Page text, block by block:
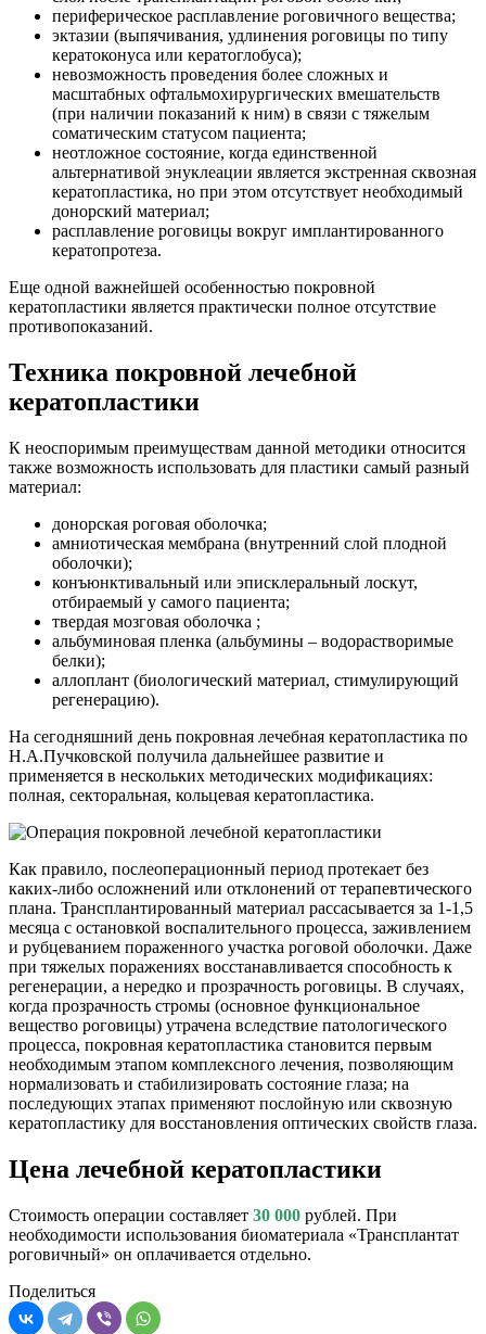
периферическое расплавление роговичного вещества;
эктазии (выпячивания, удлинения роговицы по типу
кератоконуса или кератоглобуса);
невозможность проведения более сложных и
масштабных офтальмохирургических вмешательств
(при наличии показаний к ним) в связи с тяжелым
соматическим статусом пациента;
неотложное состояние, когда единственной
альтернативой энуклеации является экстренная сквозная
кератопластика, но при этом отсутствует необходимый
донорский материал;
расплавление роговицы вокруг имплантированного
кератопротеза.
Еще одной важнейшей особенностью покровной
кератопластики является практически полное отсутствие
противопоказаний.
Техника покровной лечебной
кератопластики
К неоспоримым преимуществам данной методики относится
также возможность использовать для пластики самый разный
материал:
донорская роговая оболочка;
амниотическая мембрана (внутренний слой плодной
оболочки);
конъюнктивальный или эписклеральный лоскут,
отбираемый у самого пациента;
твердая мозговая оболочка ;
альбуминовая пленка (альбумины – водорастворимые
белки);
аллоплант (биологический материал, стимулирующий
регенерацию).
На сегодняшний день покровная лечебная кератопластика по
Н.А.Пучковской получила дальнейшее развитие и
применяется в нескольких методических модификациях:
полная, секторальная, кольцевая кератопластика.
Как правило, послеоперационный период протекает без
каких-либо осложнений или отклонений от терапевтического
плана. Трансплантированный материал рассасывается за 1-1,5
месяца с остановкой воспалительного процесса, заживлением
и рубцеванием пораженного участка роговой оболочки. Даже
при тяжелых поражениях восстанавливается способность к
регенерации, а нередко и прозрачность роговицы. В случаях,
когда прозрачность стромы (основное функциональное
вещество роговицы) утрачена вследствие патологического
процесса, покровная кератопластика становится первым
необходимым этапом комплексного лечения, позволяющим
нормализовать и стабилизировать состояние глаза; на
последующих этапах применяют послойную или сквозную
кератопластику для восстановления оптических свойств глаза.
Цена лечебной кератопластики
Стоимость операции составляет 30 000 рублей. При
необходимости использования биоматериала «Трансплантат
роговичный» он оплачивается отдельно.
Поделиться